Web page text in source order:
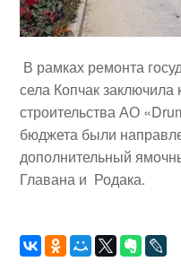
В рамках ремонта
села Копчак заключила
строительства АО
бюджета были
дополнительный
Главана и Родака.